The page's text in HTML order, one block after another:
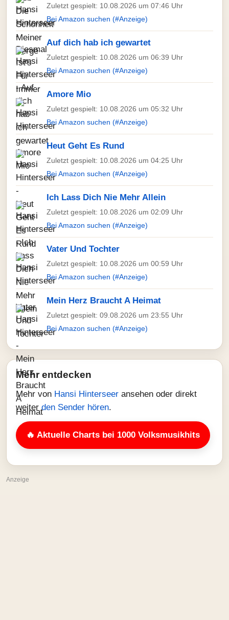
Zuletzt gespielt: 10.08.2026 um 07:46 Uhr
Bei Amazon suchen (#Anzeige)
Auf dich hab ich gewartet
Zuletzt gespielt: 10.08.2026 um 06:39 Uhr
Bei Amazon suchen (#Anzeige)
Amore Mio
Zuletzt gespielt: 10.08.2026 um 05:32 Uhr
Bei Amazon suchen (#Anzeige)
Heut Geht Es Rund
Zuletzt gespielt: 10.08.2026 um 04:25 Uhr
Bei Amazon suchen (#Anzeige)
Ich Lass Dich Nie Mehr Allein
Zuletzt gespielt: 10.08.2026 um 02:09 Uhr
Bei Amazon suchen (#Anzeige)
Vater Und Tochter
Zuletzt gespielt: 10.08.2026 um 00:59 Uhr
Bei Amazon suchen (#Anzeige)
Mein Herz Braucht A Heimat
Zuletzt gespielt: 09.08.2026 um 23:55 Uhr
Bei Amazon suchen (#Anzeige)
Mehr entdecken
Mehr von Hansi Hinterseer ansehen oder direkt
weiterden Sender hören.
🔥 Aktuelle Charts bei 1000 Volksmusikhits
Anzeige